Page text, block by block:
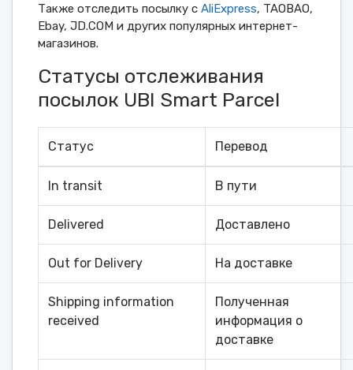
Также отследить посылку с AliExpress, TAOBAO,
Ebay, JD.COM и других популярных интернет-
магазинов.
Статусы отслеживания
посылок UBI Smart Parcel
Статус Перевод
In transit В пути
Delivered Доставлено
Out for Delivery На доставке
Shipping information
received
Полученная
информация о
доставке